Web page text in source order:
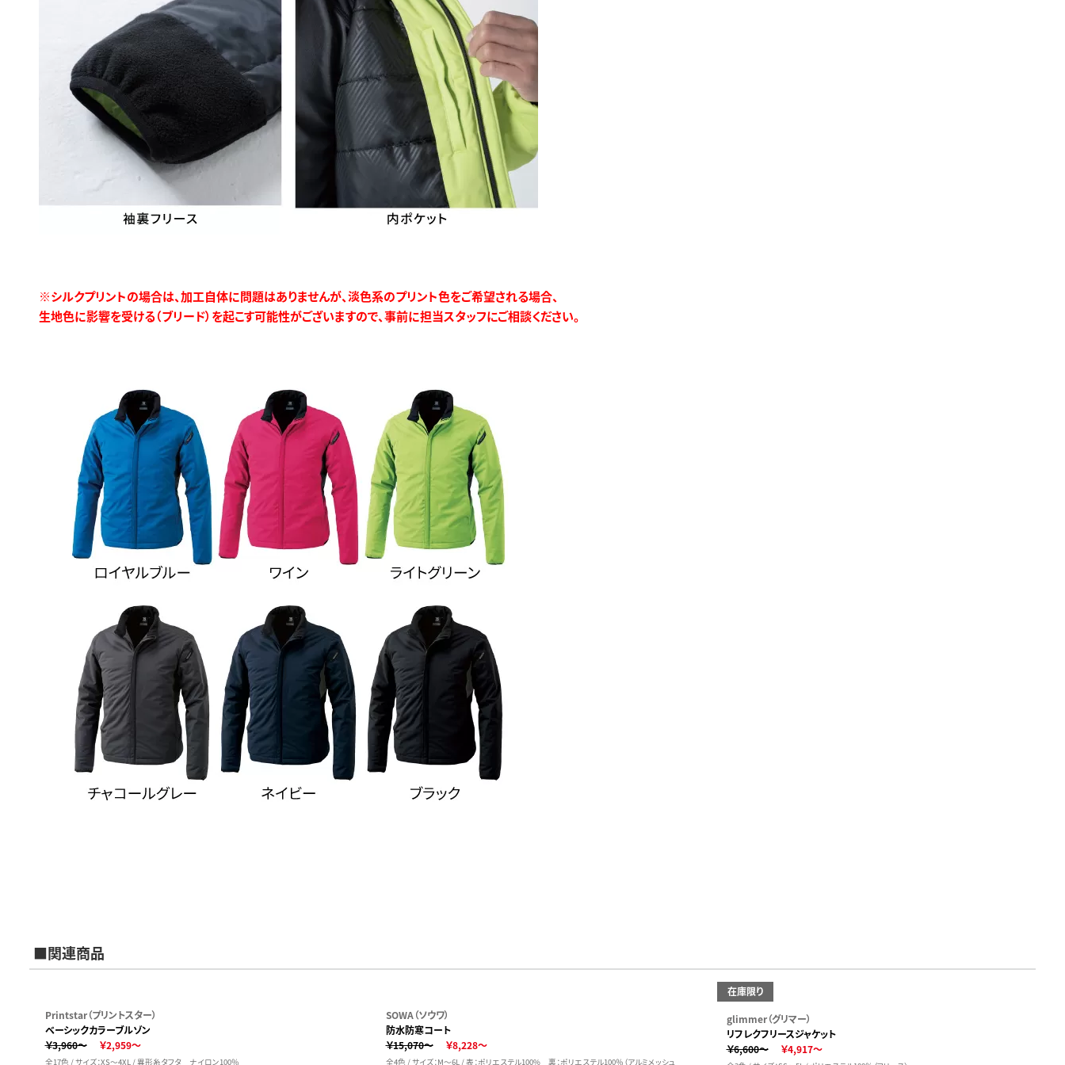
※シルクプリントの場合は、加工自体に問題はありませんが、淡色系のプリント色をご希望される場合、
生地色に影響を受ける（ブリード）を起こす可能性がございますので、事前に担当スタッフにご相談ください。
■関連商品
Printstar（プリントスター）
ベーシックカラーブルゾン
￥3,960～
￥2,959～
全17色 / サイズ：XS～4XL / 異形糸タフタ ナイロン100％
SOWA（ソウワ）
防水防寒コート
￥15,070～
￥8,228～
全4色 / サイズ：M～6L / 表：ポリエステル100% 裏：ポリエステル100％（アルミメッシュ
在庫限り
glimmer（グリマー）
リフレクフリースジャケット
￥6,600～
￥4,917～